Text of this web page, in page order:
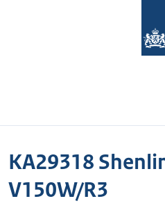
KA29318
V150W/R3